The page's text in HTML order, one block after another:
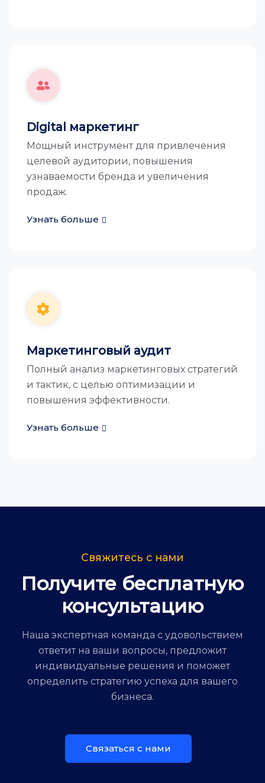
Digital маркетинг
Мощный инструмент для привлечения
целевой аудитории, повышения
узнаваемости бренда и увеличения
продаж.
Узнать больше
Маркетинговый аудит
Полный анализ маркетинговых стратегий
и тактик, с целью оптимизации и
повышения эффективности.
Узнать больше
Свяжитесь с нами
Получите бесплатную
консультацию
Наша экспертная команда с удовольствием
ответит на ваши вопросы, предложит
индивидуальные решения и поможет
определить стратегию успеха для вашего
бизнеса.
Связаться с нами